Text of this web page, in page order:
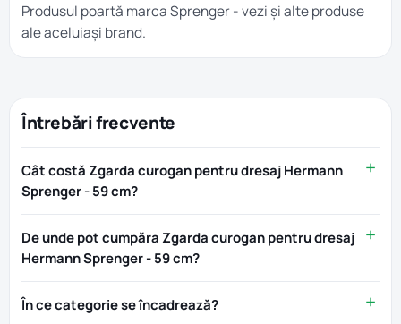
Produsul poartă marcaSprenger- vezi și alte produse
ale aceluiași brand.
Întrebări frecvente
Cât costă Zgarda curogan pentru dresaj Hermann
Sprenger - 59 cm?
De unde pot cumpăra Zgarda curogan pentru dresaj
Hermann Sprenger - 59 cm?
În ce categorie se încadrează?